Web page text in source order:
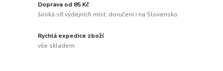
Doprava od 85 Kč
široká síť výdejních míst, doručení i na Slovensko
Rychlá expedice zboží
vše skladem